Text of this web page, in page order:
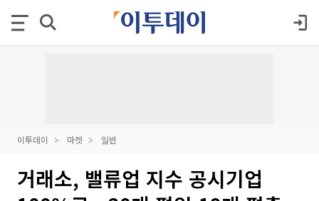
이투데이 마켓 일반
거래소, 밸류업 지수 공시기업